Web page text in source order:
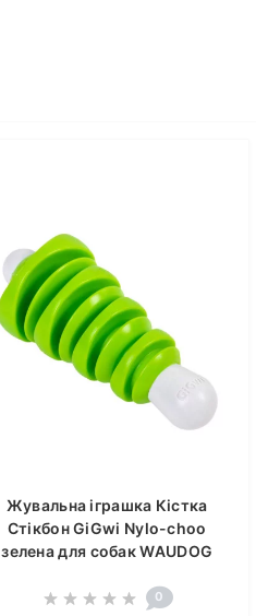
Жувальна іграшка Кістка
Стікбон GiGwi Nylo-choo
зелена для собак WAUDOG
0